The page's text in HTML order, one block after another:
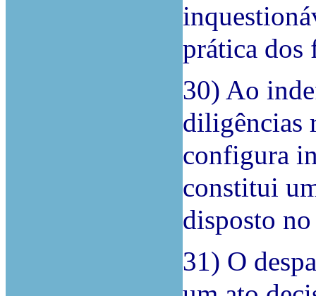
prática dos
30) Ao
diligências
configura
constitui
disposto
31) O